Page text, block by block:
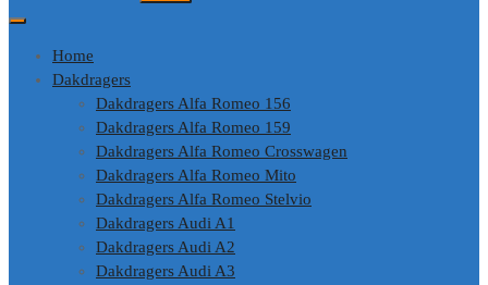
Home
Dakdragers
Dakdragers Alfa Romeo 156
Dakdragers Alfa Romeo 159
Dakdragers Alfa Romeo Crosswagen
Dakdragers Alfa Romeo Mito
Dakdragers Alfa Romeo Stelvio
Dakdragers Audi A1
Dakdragers Audi A2
Dakdragers Audi A3